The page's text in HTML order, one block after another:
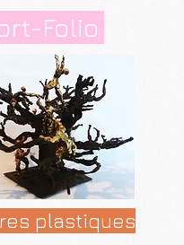
Folio
plastiques